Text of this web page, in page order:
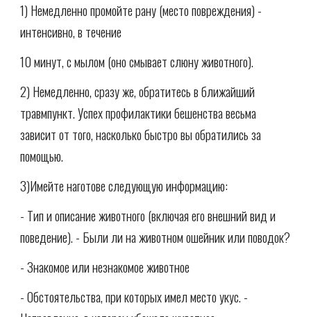
1) Немедленно промойте рану (место повреждения) -
интенсивно, в течение
10 минут, с мылом (оно смывает слюну животного).
2) Немедленно, сразу же, обратитесь в ближайший
травмпункт. Успех профилактики бешенства весьма
зависит от того, насколько быстро вы обратились за
помощью.
3)Имейте наготове следующую информацию:
- Тип и описание животного (включая его внешний вид и
поведение). - Были ли на животном ошейник или поводок?
- Знакомое или незнакомое животное
- Обстоятельства, при которых имел место укус. -